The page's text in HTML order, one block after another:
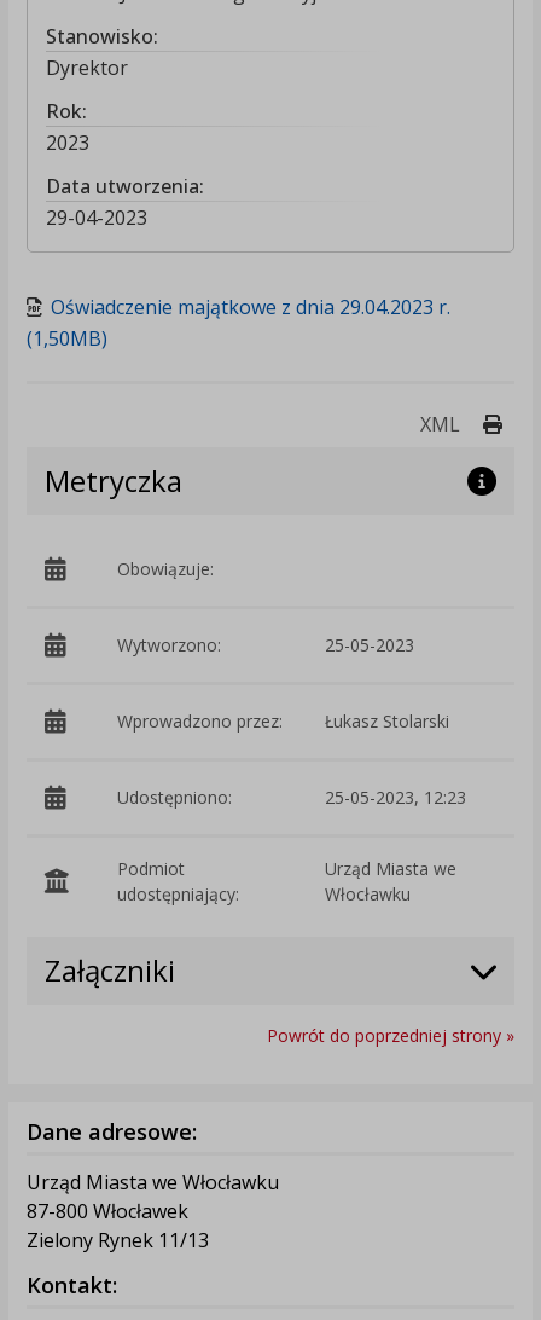
Stanowisko:
Dyrektor
Rok:
2023
Data utworzenia:
29-04-2023
Oświadczenie majątkowe z dnia 29.04.2023 r.
(1,50MB)
XML
Metryczka
Obowiązuje:
Wytworzono: 25-05-2023
Wprowadzono przez: Łukasz Stolarski
Udostępniono: 25-05-2023, 12:23
Podmiot
udostępniający:
Urząd Miasta we
Włocławku
Załączniki
Powrót do poprzedniej strony »
Dane adresowe:
Urząd Miasta we Włocławku
87-800 Włocławek
Zielony Rynek 11/13
Kontakt: